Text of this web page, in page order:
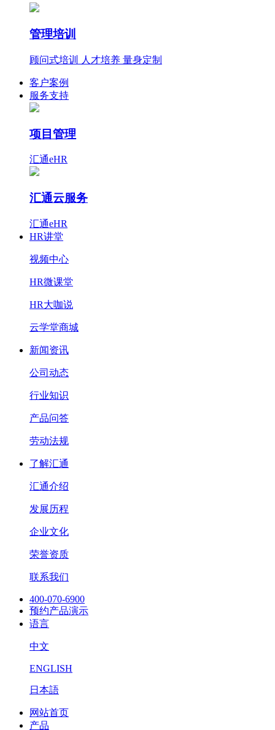
管理培训
顾问式培训 人才培养 量身定制
客户案例
服务支持
项目管理
汇通eHR
汇通云服务
汇通eHR
HR讲堂
视频中心
HR微课堂
HR大咖说
云学堂商城
新闻资讯
公司动态
行业知识
产品问答
劳动法规
了解汇通
汇通介绍
发展历程
企业文化
荣誉资质
联系我们
400-070-6900
预约产品演示
语言
中文
ENGLISH
日本語
网站首页
产品